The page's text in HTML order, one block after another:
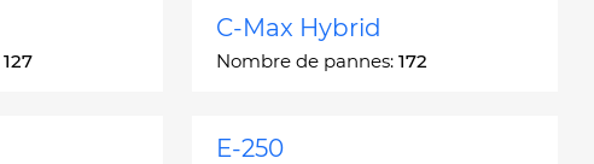
127
C-Max Hybrid
Nombre de pannes: 172
E-250